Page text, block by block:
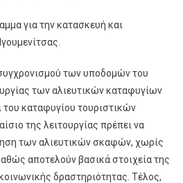
για την κατασκευή και
των υποδομών του
των αλιευτικών καταφυγίων
του καταφυγίου τουριστικών
της λειτουργίας πρέπει να
των αλιευτικών σκαφών, χωρίς
αποτελούν βασικά στοιχεία της
δραστηριότητας. Τέλος,